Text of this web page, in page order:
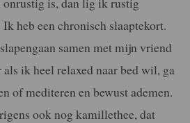
heb een chronisch slaaptekort.
samen met mijn vriend
ik heel relaxed naar bed wil, ga
of mediteren en bewust ademen.
ook nog kamillethee, dat